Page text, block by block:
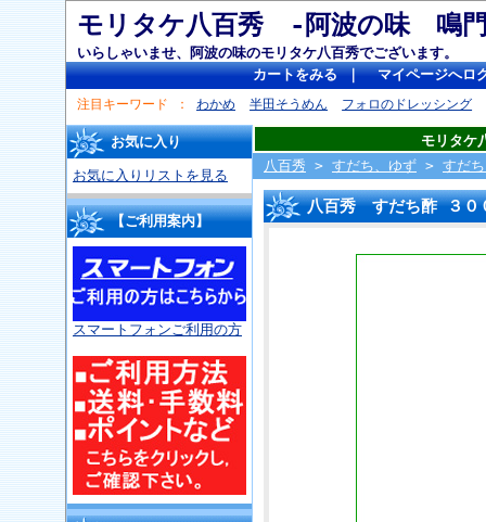
モリタケ八百秀 -阿波の味
いらしゃいませ、阿波の味のモリタケ八百秀でございます。
カートをみる｜ マイページへロ
注目キーワード わかめ 半田そうめん フォロのドレッシング
お気に入り
お気に入りリストを見る
【ご利用案内】
スマートフォンご利用の方
モリタケ
八百秀 > すだち、ゆず > すだ
八百秀 すだち酢 ３０